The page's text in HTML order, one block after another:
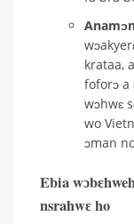
krataa,
foforɔ a
wɔhwɛ
wo
ɔman
Ebia
nsrahwɛ ho